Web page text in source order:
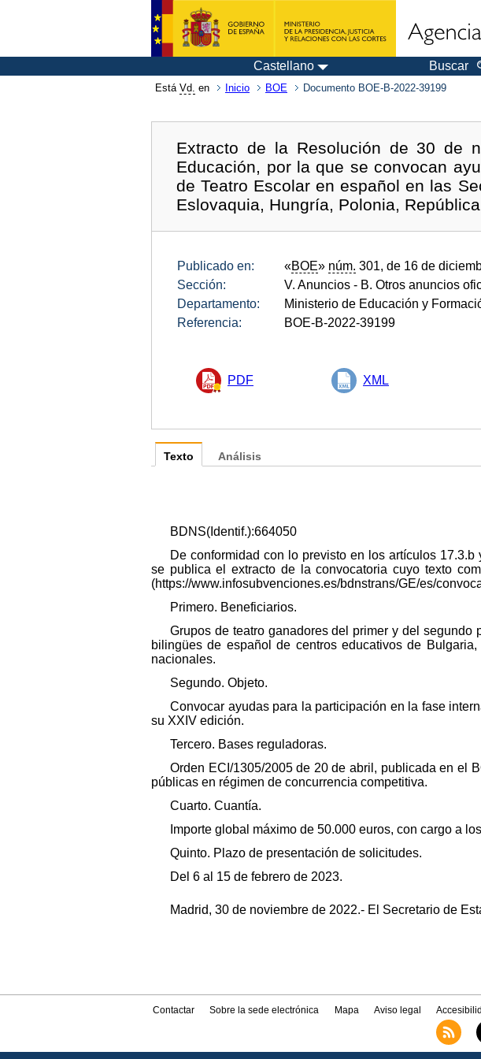
Castellano Buscar
Está Vd. en Inicio BOE Documento BOE-B-2022-39199
Extracto de la Resolución de 30 de
Educación, por la que se convocan
de Teatro Escolar en español en las
Eslovaquia, Hungría, Polonia,
Publicado en: «BOE» núm. 301, de 16 de
Sección:
V. Anuncios - B. Otros anuncios
Departamento:
Ministerio de Educación y
Referencia:
BOE-B-2022-39199
PDF XML
Texto
BDNS(Identif.):664050
De conformidad con lo previsto en los artículos
se publica el extracto de la convocatoria cuyo texto
(https://www.infosubvenciones.es/bdnstrans/GE/es/
Primero. Beneficiarios.
Grupos de teatro ganadores del primer y del
bilingües de español de centros educativos de
nacionales.
Segundo. Objeto.
Convocar ayudas para la participación en la fase
su XXIV edición.
Tercero. Bases reguladoras.
Orden ECI/1305/2005 de 20 de abril, publicada en el
públicas en régimen de concurrencia competitiva.
Cuarto. Cuantía.
Importe global máximo de 50.000 euros, con cargo a
Quinto. Plazo de presentación de solicitudes.
Del 6 al 15 de febrero de 2023.
Madrid, 30 de noviembre de 2022.- El Secretario de
Análisis
Contactar Sobre la sede electrónica Mapa Aviso legal